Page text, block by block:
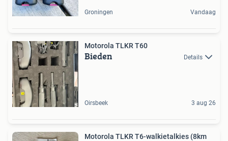
Groningen Vandaag
Motorola TLKR T60
Bieden Details
Oirsbeek 3 aug 26
Motorola TLKR T6-walkietalkies (8km